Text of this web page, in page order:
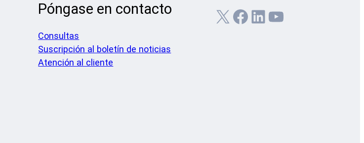
Póngase en contacto
Consultas
Suscripción al boletín de noticias
Atención al cliente
X Facebook LinkedIn YouTube